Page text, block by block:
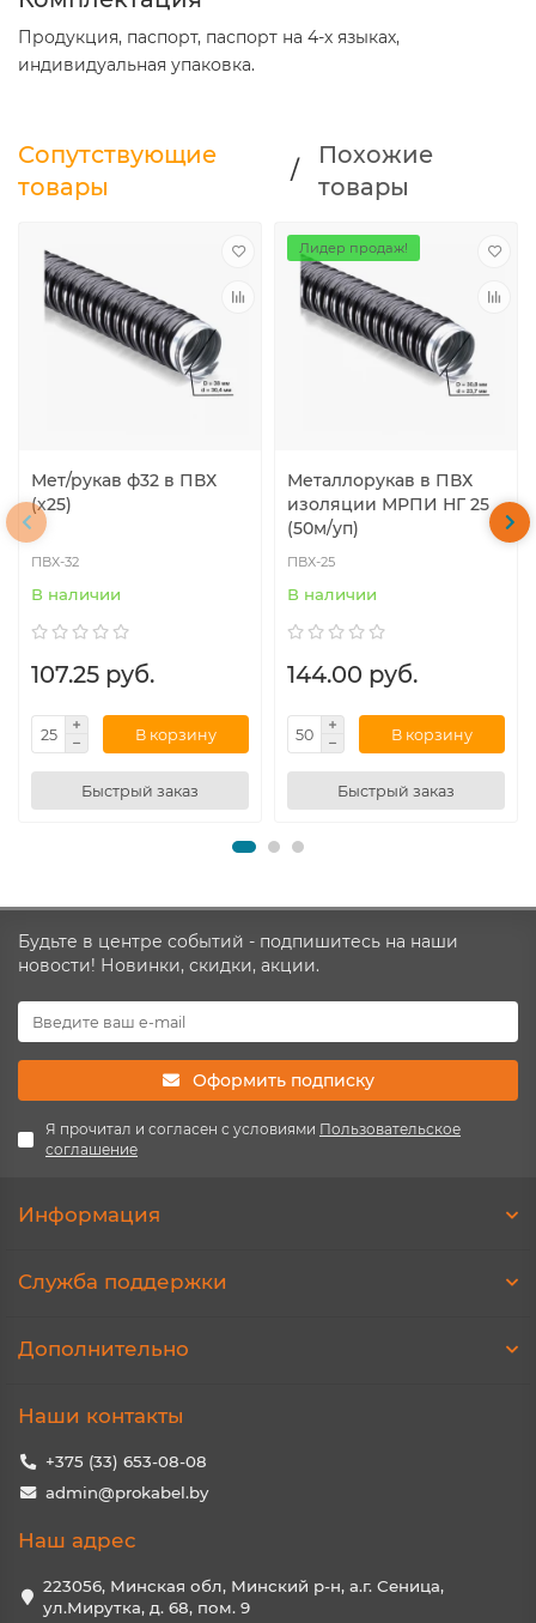
Продукция, паспорт, паспорт на 4-х языках,
индивидуальная упаковка.
Сопутствующие
товары
/
Похожие
товары
Мет/рукав ф32 в ПВХ
(х25)
ПВХ-32
В наличии
107.25 руб.
В корзину
Быстрый заказ
Лидер продаж!
Металлорукав в ПВХ
изоляции МРПИ НГ 25
(50м/уп)
ПВХ-25
В наличии
144.00 руб.
В корзину
Быстрый заказ
Будьте в центре событий - подпишитесь на наши
новости! Новинки, скидки, акции.
Оформить подписку
Я прочитал и согласен с условиями Пользовательское
соглашение
Информация
Служба поддержки
Дополнительно
Наши контакты
+375 (33) 653-08-08
admin@prokabel.by
Наш адрес
223056, Минская обл, Минский р-н, а.г. Сеница,
ул.Мирутка, д. 68, пом. 9